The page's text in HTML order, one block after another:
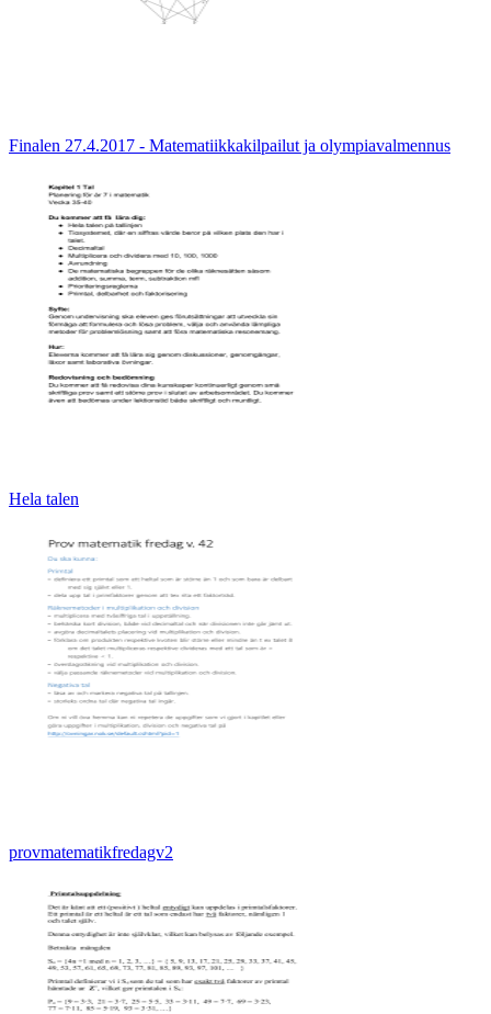
Finalen 27.4.2017 - Matematiikkakilpailut ja olympiavalmennus
Hela talen
provmatematikfredagv2